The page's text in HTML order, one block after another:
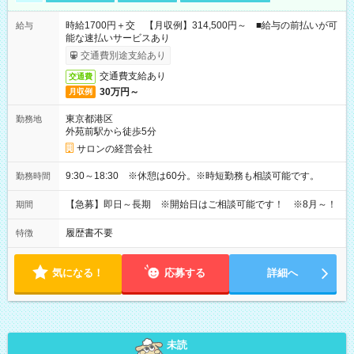
給与
時給1700円＋交 【月収例】314,500円～ ■給与の前払いが可
能な速払いサービスあり
交通費別途支給あり
交通費 交通費支給あり
月収例 30万円～
勤務地
東京都港区
外苑前駅から徒歩5分
サロンの経営会社
勤務時間 9:30～18:30 ※休憩は60分。※時短勤務も相談可能です。
期間 【急募】即日～長期 ※開始日はご相談可能です！ ※8月～！
特徴 履歴書不要
気になる！ 応募する 詳細へ
未読